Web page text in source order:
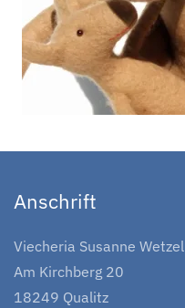
Anschrift
Viecheria Susanne Wetzel
Am Kirchberg 20
18249 Qualitz